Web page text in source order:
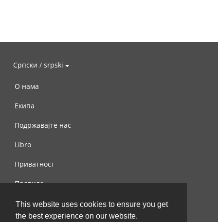
This website uses cookies to ensure you get
the best experience on our website.
Српски / srpski
О нама
Екипа
Подржавајте нас
Libro
Приватност
Правила
Контактирајте нас